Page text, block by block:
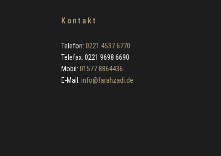
Kontakt
Telefon: 0221 4537 6770
Telefax: 0221 9698 6690
Mobil: 01577 8864436
E-Mail: info@farahzadi.de